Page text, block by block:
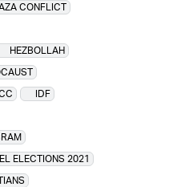
CONFLICT
HEZBOLLAH
IDF
ELECTIONS 2021